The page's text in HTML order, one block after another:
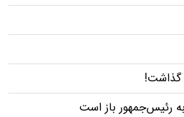
گذاشت!
رئیس‌جمهور باز است